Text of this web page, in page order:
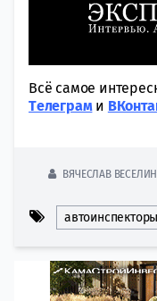
Всё самое
Tелеграми
ВЯЧЕСЛАВ ВЕСЕЛИН
автоинспекторы